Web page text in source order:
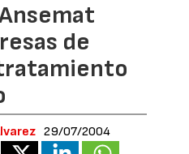
de
29/07/2004